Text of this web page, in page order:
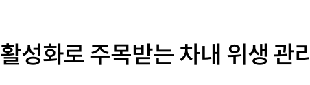
성화로 주목받는 차내 위생 관리